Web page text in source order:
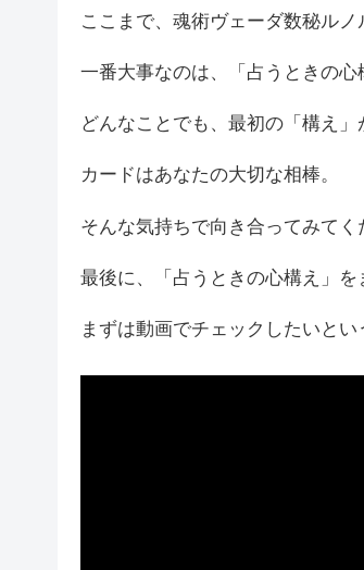
ここまで、魂術ヴェーダ数秘ル
一番大事なのは、「占うときの心
どんなことでも、最初の「構え
カードはあなたの大切な相棒。
そんな気持ちで向き合ってみてく
最後に、「占うときの心構え」を
まずは動画でチェックしたいと